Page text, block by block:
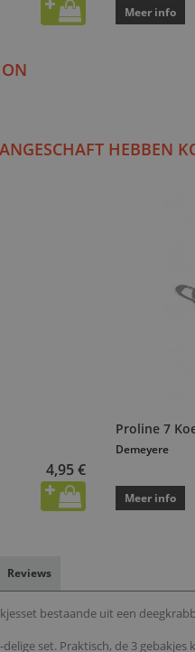
Meer info
HEBBEN
4,95 €
Proline 7
Demeyere
Meer info
Reviews
bestaande uit een
set. Praktisch, de 3